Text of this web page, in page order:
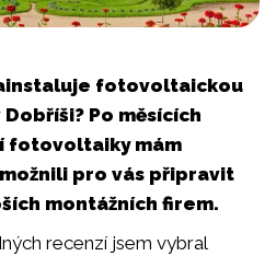
fotovoltaickou
Po měsících
fotovoltaiky mám
pro vás připravit
montážních firem.
recenzí jsem vybral